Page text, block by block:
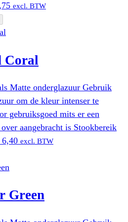
excl. BTW
Coral
Matte onderglazuur Gebruik
om de kleur intenser te
gebruiksgoed mits er een
aangebracht is Stookbereik
6,40 excl. BTW
Green